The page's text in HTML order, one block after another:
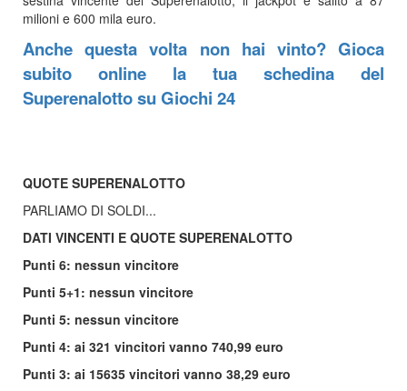
milioni e 600 mila euro.
Anche questa volta non hai vinto? Gioca
subito online la tua schedina del
Superenalotto su Giochi 24
QUOTE SUPERENALOTTO
PARLIAMO DI SOLDI...
DATI VINCENTI E QUOTE SUPERENALOTTO
Punti 6: nessun vincitore
Punti 5+1: nessun vincitore
Punti 5: nessun vincitore
Punti 4: ai 321 vincitori vanno 740,99 euro
Punti 3: ai 15635 vincitori vanno 38,29 euro